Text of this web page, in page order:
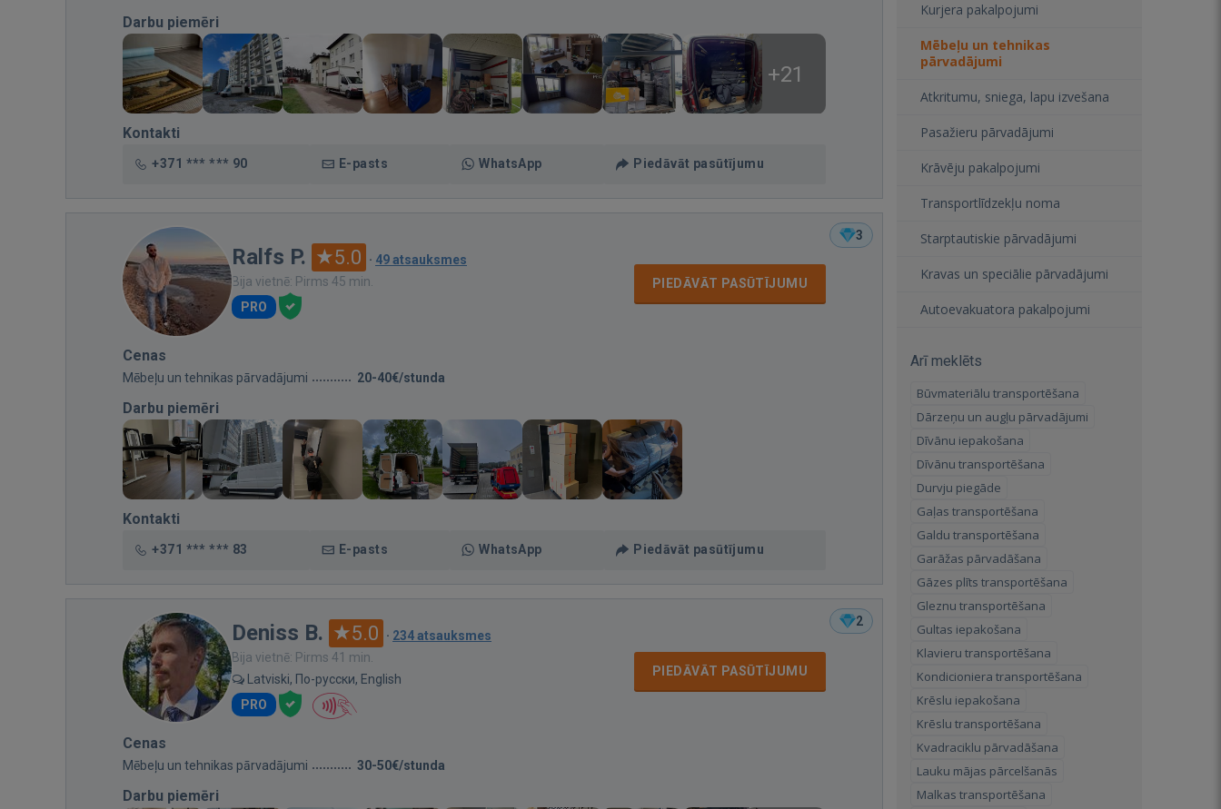
Darbu piemēri
+21
Kontakti
+371 *** *** 90 E-pasts WhatsApp Piedāvāt pasūtījumu
3
Ralfs P. 5.0 · 49 atsauksmes
Bija vietnē: Pirms 45 min.
PRO
PIEDĀVĀT PASŪTĪJUMU
Cenas
Mēbeļu un tehnikas pārvadājumi 20-40€/stunda
Darbu piemēri
Kontakti
+371 *** *** 83 E-pasts WhatsApp Piedāvāt pasūtījumu
2
Deniss B. 5.0 · 234 atsauksmes
Bija vietnē: Pirms 41 min.
Latviski, По-русски, English
PRO
PIEDĀVĀT PASŪTĪJUMU
Cenas
Mēbeļu un tehnikas pārvadājumi 30-50€/stunda
Darbu piemēri
Kurjera pakalpojumi
Mēbeļu un tehnikas
pārvadājumi
Atkritumu, sniega, lapu izvešana
Pasažieru pārvadājumi
Krāvēju pakalpojumi
Transportlīdzekļu noma
Starptautiskie pārvadājumi
Kravas un speciālie pārvadājumi
Autoevakuatora pakalpojumi
Arī meklēts
Būvmateriālu transportēšana
Dārzeņu un augļu pārvadājumi
Dīvānu iepakošana
Dīvānu transportēšana
Durvju piegāde
Gaļas transportēšana
Galdu transportēšana
Garāžas pārvadāšana
Gāzes plīts transportēšana
Gleznu transportēšana
Gultas iepakošana
Klavieru transportēšana
Kondicioniera transportēšana
Krēslu iepakošana
Krēslu transportēšana
Kvadraciklu pārvadāšana
Lauku mājas pārcelšanās
Malkas transportēšana